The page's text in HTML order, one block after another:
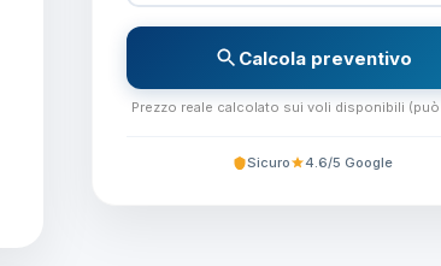
Calcola preventivo
Prezzo reale calcolato sui voli disponibili (può
Sicuro 4.6/5 Google